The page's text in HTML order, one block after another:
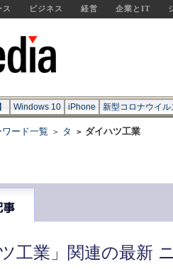
ス ビジネス 経営 企業とIT
Windows 10 iPhone 新型コロナウイル
ワード一覧 > タ > ダイハツ工業
ツ工業」関連の最新